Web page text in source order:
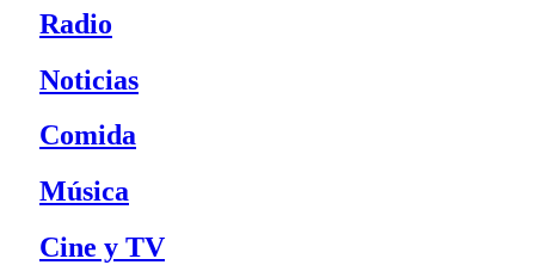
Radio
Noticias
Comida
Música
Cine y TV